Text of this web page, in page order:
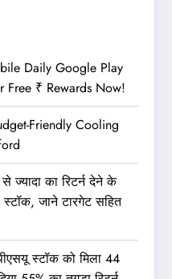
Daily Google Play
Free ₹ Rewards Now!
Friendly Cooling
ज्यादा का रिटर्न देने के
जाने टारगेट सहित
स्टॉक को मिला 44